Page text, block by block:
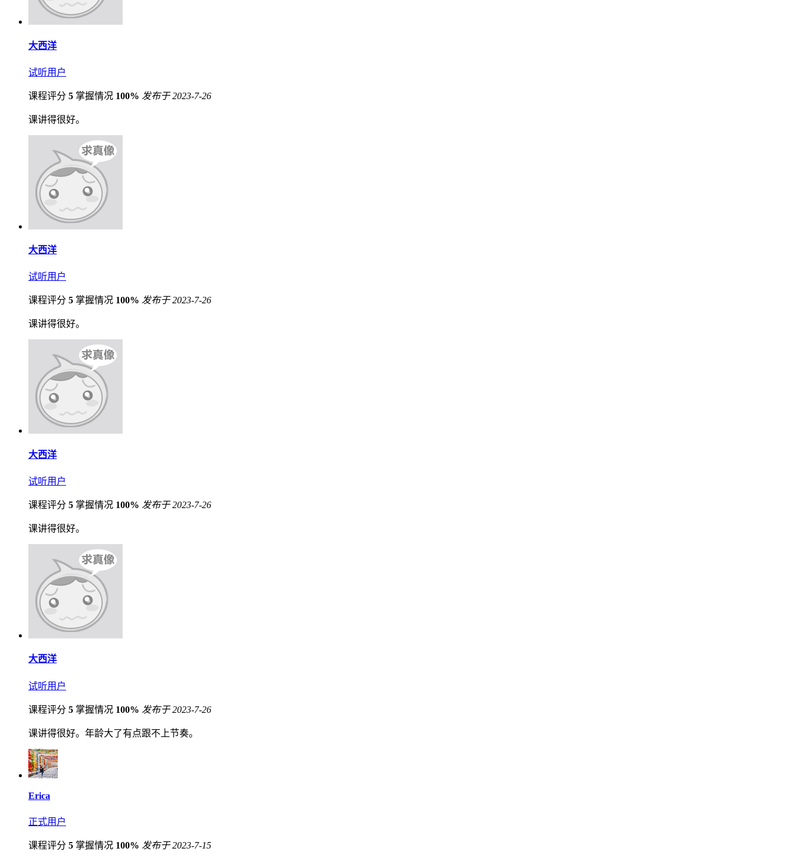
大西洋
试听用户
课程评分 5 掌握情况 100% 发布于 2023-7-26
课讲得很好。
大西洋
试听用户
课程评分 5 掌握情况 100% 发布于 2023-7-26
课讲得很好。
大西洋
试听用户
课程评分 5 掌握情况 100% 发布于 2023-7-26
课讲得很好。
大西洋
试听用户
课程评分 5 掌握情况 100% 发布于 2023-7-26
课讲得很好。年龄大了有点跟不上节奏。
Erica
正式用户
课程评分 5 掌握情况 100% 发布于 2023-7-15